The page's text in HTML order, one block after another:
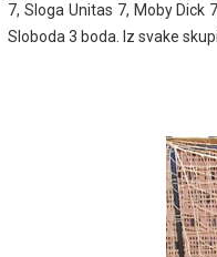
7, Sloga Unitas 7, Moby Dick
Sloboda 3 boda. Iz svake